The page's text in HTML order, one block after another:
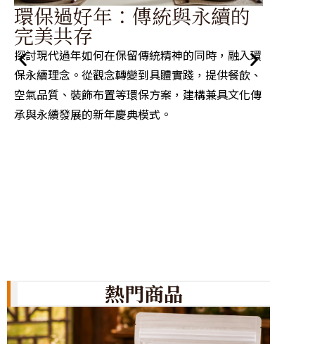
環保過好年：傳統與永續的
完美共存
探討現代過年如何在保留傳統精神的同時，融入環
保永續理念。從觀念轉變到具體實踐，提供餐飲、
空氣品質、裝飾布置等環保方案，建構兼具文化傳
承與永續發展的新年慶典模式。
熱門商品